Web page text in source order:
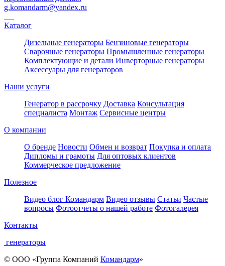
g.komandarm@yandex.ru
Каталог
Дизельные генераторы Бензиновые генераторы
Сварочные генераторы Промышленные генераторы
Комплектующие и детали Инверторные генераторы
Аксессуары для генераторов
Наши услуги
Генератор в рассрочку Доставка Консультация
специалиста Монтаж Сервисные центры
О компании
О бренде Новости Обмен и возврат Покупка и оплата
Дипломы и грамоты Для оптовых клиентов
Коммерческое предложение
Полезное
Видео блог Командарм Видео отзывы Статьи Частые
вопросы Фотоотчеты о нашей работе Фотогалерея
Контакты
генераторы
© ООО «Группа Компаний Командарм»